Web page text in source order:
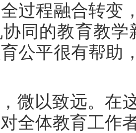
过程融合转变
同的教育教学
公平很有帮助
微以致远。在
全体教育工作